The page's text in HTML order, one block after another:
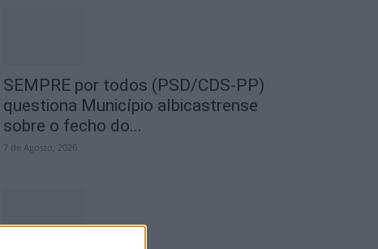
SEMPRE por todos (PSD/CDS-PP)
questiona Município albicastrense
sobre o fecho do...
7 de Agosto, 2026